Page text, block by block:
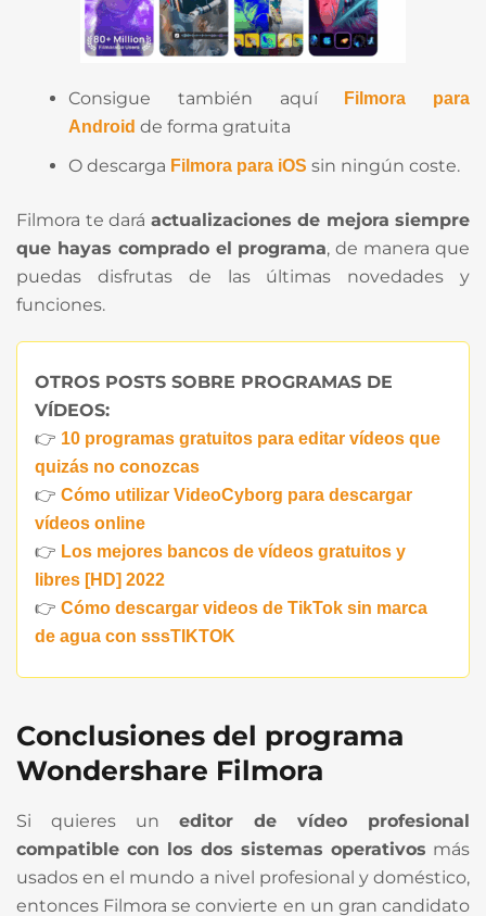
Consigue también aquí
Filmora para
Android de forma gratuita
O descarga Filmora para iOS sin ningún coste.
Filmora te dará actualizaciones de mejora siempre
que hayas comprado el programa, de manera que
puedas disfrutas de las últimas novedades y
funciones.
OTROS POSTS SOBRE PROGRAMAS DE
VÍDEOS:
👉 10 programas gratuitos para editar vídeos que
quizás no conozcas
👉 Cómo utilizar VideoCyborg para descargar
vídeos online
👉 Los mejores bancos de vídeos gratuitos y
libres [HD] 2022
👉 Cómo descargar videos de TikTok sin marca
de agua con sssTIKTOK
Conclusiones del programa
Wondershare Filmora
Si quieres un editor de vídeo profesional
compatible con los dos sistemas operativos más
usados en el mundo a nivel profesional y doméstico,
entonces Filmora se convierte en un gran candidato